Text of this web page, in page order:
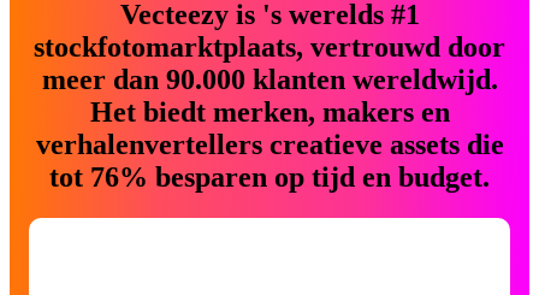
Vecteezy is 's werelds #1
stockfotomarktplaats, vertrouwd door
meer dan 90.000 klanten wereldwijd.
Het biedt merken, makers en
verhalenvertellers creatieve assets die
tot 76% besparen op tijd en budget.